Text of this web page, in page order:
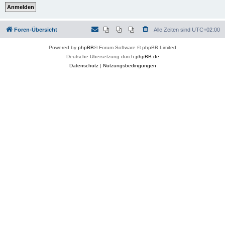
Foren-Übersicht Alle Zeiten sind UTC+02:00
Powered by phpBB® Forum Software © phpBB Limited
Deutsche Übersetzung durch phpBB.de
Datenschutz| Nutzungsbedingungen